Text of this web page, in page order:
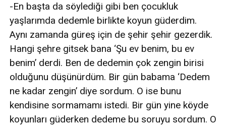
-En başta da söylediği gibi ben çocukluk
yaşlarımda dedemle birlikte koyun güderdim.
Aynı zamanda güreş için de şehir şehir gezerdik.
Hangi şehre gitsek bana ‘Şu ev benim, bu ev
benim’ derdi. Ben de dedemin çok zengin birisi
olduğunu düşünürdüm. Bir gün babama ‘Dedem
ne kadar zengin’ diye sordum. O ise bunu
kendisine sormamamı istedi. Bir gün yine köyde
koyunları güderken dedeme bu soruyu sordum. O